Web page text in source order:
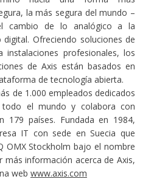
la más segura del mundo –
cambio de lo analógico a la
digital. Ofreciendo soluciones de
instalaciones profesionales, los
de Axis están basados en
de tecnología abierta.
de 1.000 empleados dedicados
el mundo y colabora con
179 países. Fundada en 1984,
IT con sede en Suecia que
OMX Stockholm bajo el nombre
más información acerca de Axis,
web www.axis.com